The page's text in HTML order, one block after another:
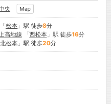
央 Map
「松本」駅 徒歩8分
高地線 「西松本」駅 徒歩16分
北松本」駅 徒歩20分